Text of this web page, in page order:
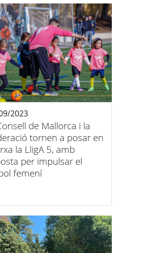
de Mallorca i la
tornen a posar en
la LligA 5, amb
per impulsar el
femení
2023